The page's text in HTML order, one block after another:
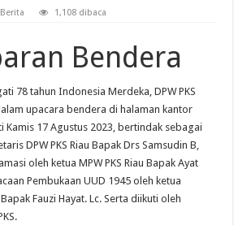
Berita 1,108 dibaca
Bendera
78 tahun Indonesia Merdeka, DPW PKS
upacara bendera di halaman kantor
Kamis 17 Agustus 2023, bertindak sebagai
DPW PKS Riau Bapak Drs Samsudin B,
oleh ketua MPW PKS Riau Bapak Ayat
Pembukaan UUD 1945 oleh ketua
Fauzi Hayat. Lc. Serta diikuti oleh